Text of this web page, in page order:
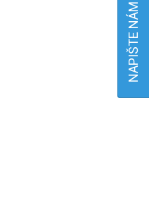
NAPIŠTE NÁM